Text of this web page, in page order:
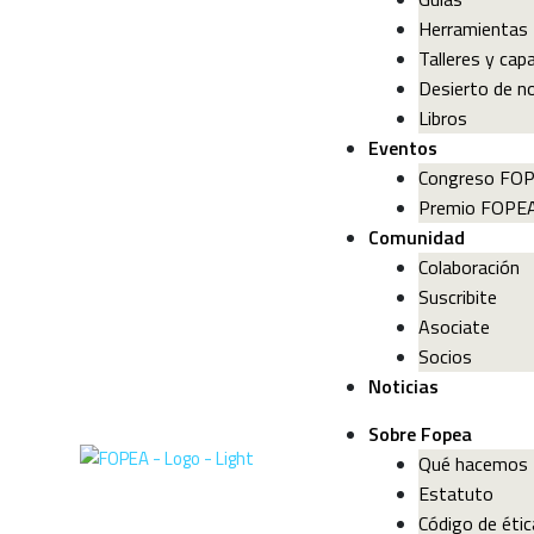
Herramientas
Talleres y
Desierto de
Libros
Eventos
Congreso
Premio
Comunidad
Colaboración
Suscribite
Asociate
Socios
Noticias
Sobre Fopea
Qué hacemos
Estatuto
Código de